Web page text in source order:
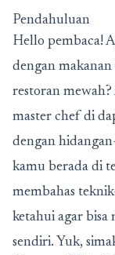
Pendahuluan
Hello pembaca!
dengan
restoran
master chef di
dengan
kamu berada di
membahas
ketahui agar bisa
sendiri. Yuk,